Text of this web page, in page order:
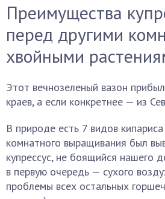
Преимущества
перед другими
хвойными
Этот вечнозеленый вазон
краев, а если конкретнее — из
В природе есть 7 видов
комнатного выращивания был
купрессус, не боящийся нашего
в первую очередь — сухого
проблемы всех остальных